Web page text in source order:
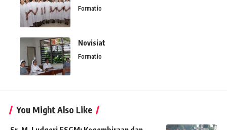
Formatio
Novisiat
Formatio
You Might Also Like